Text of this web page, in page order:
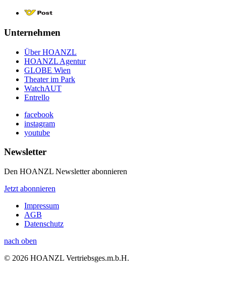
Unternehmen
Über HOANZL
HOANZL Agentur
GLOBE Wien
Theater im Park
WatchAUT
Entrello
facebook
instagram
youtube
Newsletter
Den HOANZL Newsletter abonnieren
Jetzt abonnieren
Impressum
AGB
Datenschutz
nach oben
© 2026 HOANZL Vertriebsges.m.b.H.